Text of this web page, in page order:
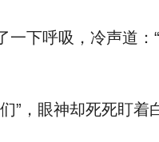
下呼吸，冷声道：
”，眼神却死死盯着